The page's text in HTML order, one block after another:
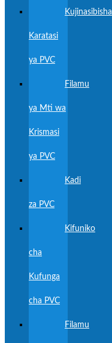
Kujinasibisha
Karatasi
ya PVC
Filamu
ya Mti wa
Krismasi
ya PVC
Kadi
za PVC
Kifuniko
cha
Kufunga
cha PVC
Filamu